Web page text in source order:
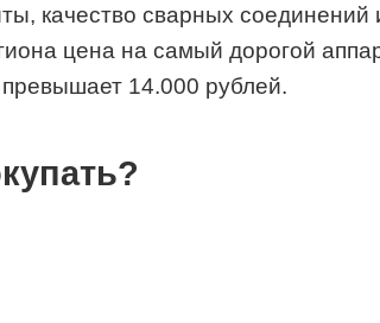
качество сварных соединений
цена на самый дорогой
14.000 рублей.